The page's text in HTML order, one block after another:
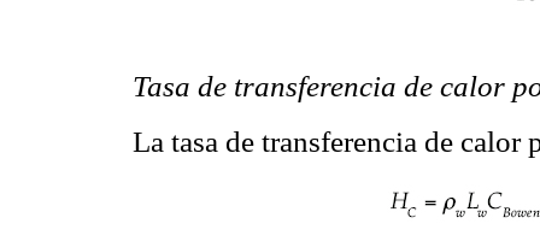
Tasa de transferencia de calor
La tasa de transferencia de